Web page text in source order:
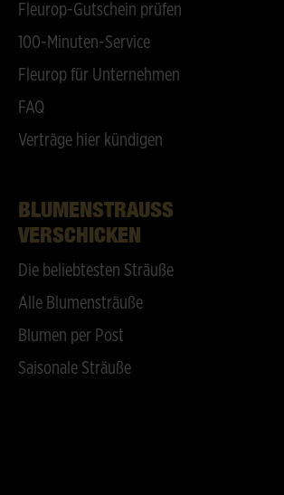
Fleurop-Gutschein prüfen
100-Minuten-Service
Fleurop für Unternehmen
FAQ
Verträge hier kündigen
BLUMENSTRAUSS V
ERSCHICKEN
Die beliebtesten Sträuße
Alle Blumensträuße
Blumen per Post
Saisonale Sträuße